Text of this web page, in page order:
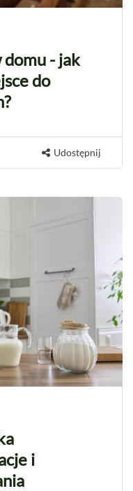
domu - jak
do
Udostępnij
i